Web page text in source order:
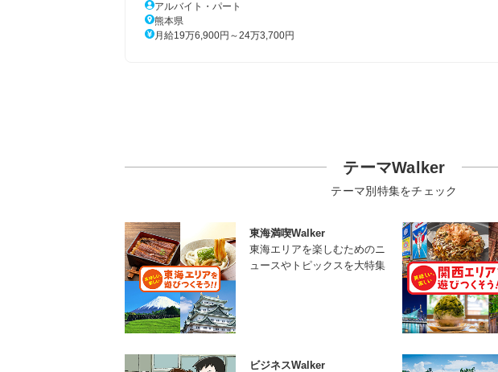
アルバイト・パート
熊本県
月給19万6,900円～24万3,700円
テーマWalker
テーマ別特集をチェック
東海満喫Walker
東海エリアを楽しむためのニ
ュースやトピックスを大特集
ビジネスWalker